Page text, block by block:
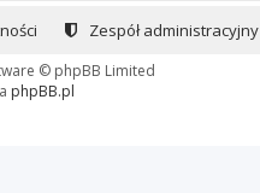
Zespół administracyjny
© phpBB Limited
phpBB.pl